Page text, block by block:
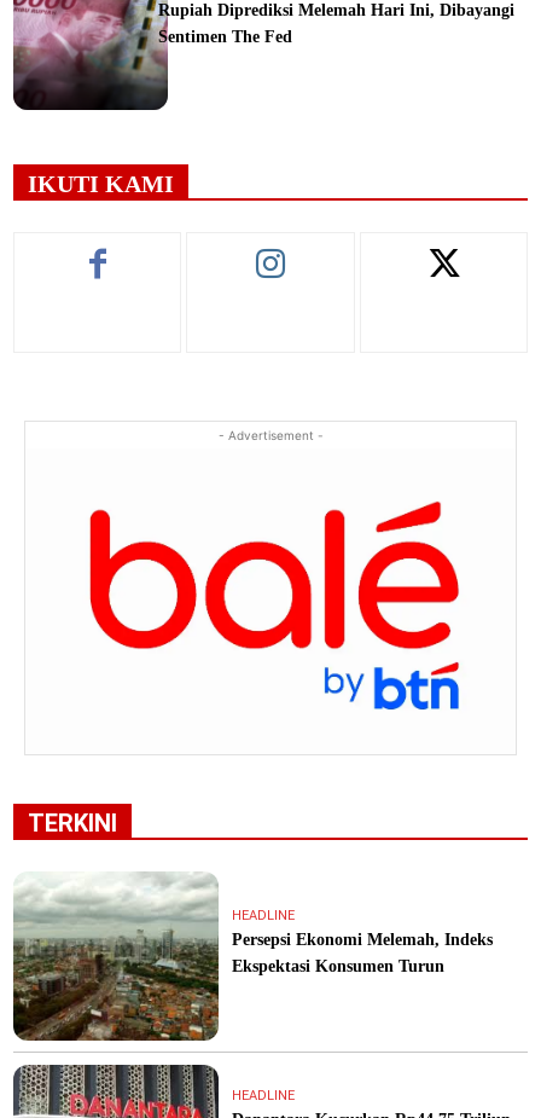
Rupiah Diprediksi Melemah Hari Ini, Dibayangi
Sentimen The Fed
IKUTI KAMI
- Advertisement -
TERKINI
HEADLINE
Persepsi Ekonomi Melemah, Indeks
Ekspektasi Konsumen Turun
HEADLINE